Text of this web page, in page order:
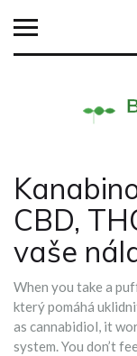
CBD,
vaše
When you take a
který pomáhá
as cannabidiol, it
system.You don’t